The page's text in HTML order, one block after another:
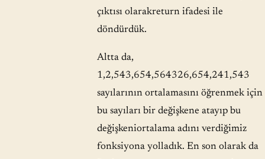
çıktısı olarakreturn ifadesi ile
döndürdük.
Altta da,
1,2,543,654,564326,654,241,543
sayılarının ortalamasını öğrenmek için
bu sayıları bir değişkene atayıp bu
değişkeniortalama adını verdiğimiz
fonksiyona yolladık. En son olarak da